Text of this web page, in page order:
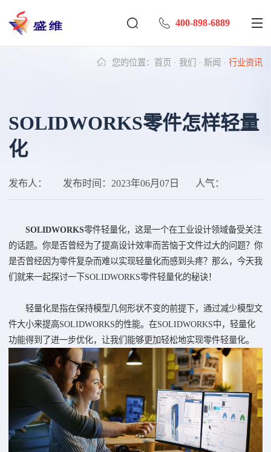
400-898-6889
您的位置： 首页 · 我们 · 新闻 · 行业资讯
SOLIDWORKS零件怎样轻量
化
发布人： 发布时间： 2023年06月07日 人气：
SOLIDWORKS零件轻量化，这是一个在工业设计领域备受关注
的话题。你是否曾经为了提高设计效率而苦恼于文件过大的问题？你
是否曾经因为零件复杂而难以实现轻量化而感到头疼？那么，今天我
们就来一起探讨一下SOLIDWORKS零件轻量化的秘诀！
轻量化是指在保持模型几何形状不变的前提下，通过减少模型文
件大小来提高SOLIDWORKS的性能。在SOLIDWORKS中，轻量化
功能得到了进一步优化，让我们能够更加轻松地实现零件轻量化。